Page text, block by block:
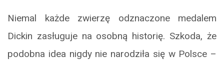
Niemal każde zwierzę odznaczone medalem
Dickin zasługuje na osobną historię. Szkoda, że
podobna idea nigdy nie narodziła się w Polsce –